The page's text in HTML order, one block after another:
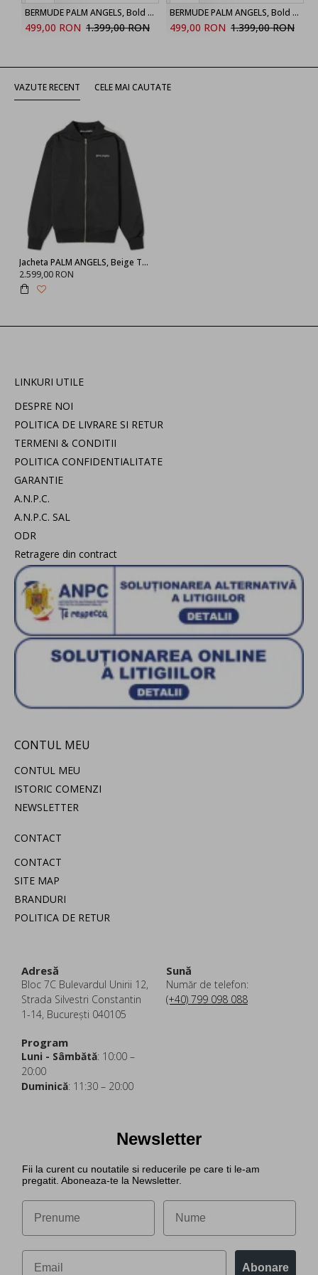
BERMUDE PALM ANGELS, Bold Back Logo, Black
499,00 RON 1.399,00 RON
BERMUDE PALM ANGELS, Bold Back Logo, Brown
499,00 RON 1.399,00 RON
VAZUTE RECENT CELE MAI CAUTATE
Jacheta PALM ANGELS, Beige Tape, PMBD061S24FAB0011003
2.599,00 RON
LINKURI UTILE
DESPRE NOI
POLITICA DE LIVRARE SI RETUR
TERMENI & CONDITII
POLITICA CONFIDENTIALITATE
GARANTIE
A.N.P.C.
A.N.P.C. SAL
ODR
Retragere din contract
CONTUL MEU
CONTUL MEU
ISTORIC COMENZI
NEWSLETTER
CONTACT
CONTACT
SITE MAP
BRANDURI
POLITICA DE RETUR
Adresă
Bloc 7C Bulevardul Unirii 12,
Strada Silvestri Constantin
1-14, București 040105
Sună
Număr de telefon:
(+40) 799 098 088
Program
Luni - Sâmbătă: 10:00 –
20:00
Duminică: 11:30 – 20:00
Newsletter
Fii la curent cu noutatile si reducerile pe care ti le-am
pregatit. Aboneaza-te la Newsletter.
Abonare